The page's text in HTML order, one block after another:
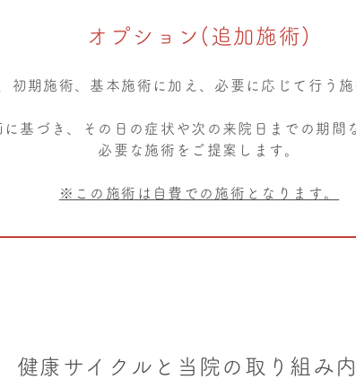
オプション(追加施術)
初期施術、基本施術に加え、必要に応じて行う施
に基づき、その日の症状や次の来院日までの期間
必要な施術をご提案します。
※この施術は自費での施術となります。
健康サイクルと当院の取り組み